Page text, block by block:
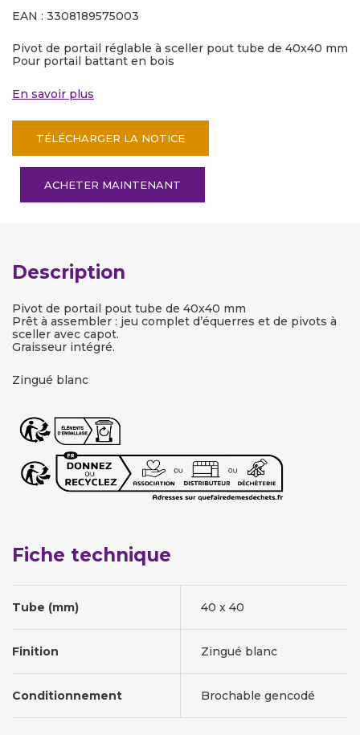
EAN : 3308189575003
Pivot de portail réglable à sceller pout tube de 40x40 mm
Pour portail battant en bois
En savoir plus
TÉLÉCHARGER LA NOTICE
ACHETER MAINTENANT
Description
Pivot de portail pout tube de 40x40 mm
Prêt à assembler : jeu complet d’équerres et de pivots à
sceller avec capot.
Graisseur intégré.
Zingué blanc
Fiche technique
Tube (mm) 40 x 40
Finition Zingué blanc
Conditionnement Brochable gencodé